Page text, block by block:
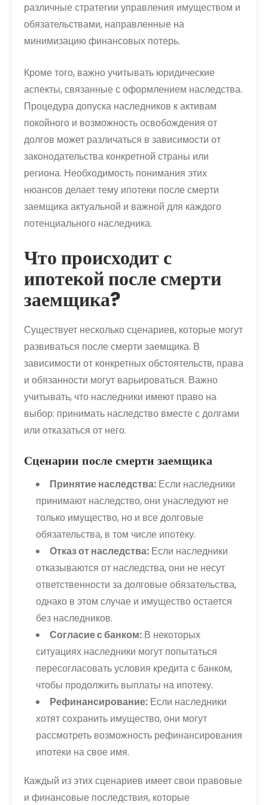
различные стратегии управления имуществом и
обязательствами, направленные на
минимизацию финансовых потерь.
Кроме того, важно учитывать юридические
аспекты, связанные с оформлением наследства.
Процедура допуска наследников к активам
покойного и возможность освобождения от
долгов может различаться в зависимости от
законодательства конкретной страны или
региона. Необходимость понимания этих
нюансов делает тему ипотеки после смерти
заемщика актуальной и важной для каждого
потенциального наследника.
Что происходит с
ипотекой после смерти
заемщика?
Существует несколько сценариев, которые могут
развиваться после смерти заемщика. В
зависимости от конкретных обстоятельств, права
и обязанности могут варьироваться. Важно
учитывать, что наследники имеют право на
выбор: принимать наследство вместе с долгами
или отказаться от него.
Сценарии после смерти заемщика
Принятие наследства: Если наследники
принимают наследство, они унаследуют не
только имущество, но и все долговые
обязательства, в том числе ипотеку.
Отказ от наследства: Если наследники
отказываются от наследства, они не несут
ответственности за долговые обязательства,
однако в этом случае и имущество остается
без наследников.
Согласие с банком: В некоторых
ситуациях наследники могут попытаться
пересогласовать условия кредита с банком,
чтобы продолжить выплаты на ипотеку.
Рефинансирование: Если наследники
хотят сохранить имущество, они могут
рассмотреть возможность рефинансирования
ипотеки на свое имя.
Каждый из этих сценариев имеет свои правовые
и финансовые последствия, которые